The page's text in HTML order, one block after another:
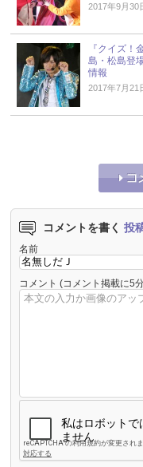
2017年9月30
『クイズ！
島・松島登
情報
2017年7月21
コメントを書く 投
名前
コメント (コメント掲載に5